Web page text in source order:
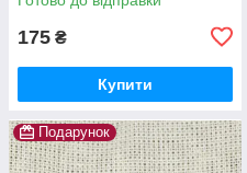
175 ₴
Купити
Подарунок